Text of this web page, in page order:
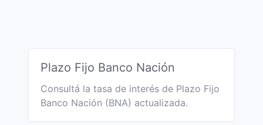
Plazo Fijo Banco Nación
Consultá la tasa de interés de Plazo Fijo
Banco Nación (BNA) actualizada.